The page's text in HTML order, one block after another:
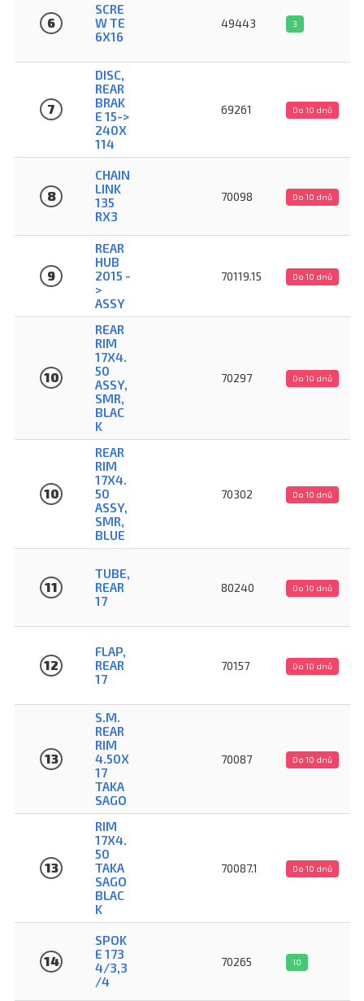
6
SCRE
W TE
6X16
49443 3
7
DISC,
REAR
BRAK
E 15->
240X
114
69261 Do 10 dnů
8
CHAIN
LINK
135
RX3
70098 Do 10 dnů
9
REAR
HUB
2015 -
>
ASSY
70119.15 Do 10 dnů
10
REAR
RIM
17X4.
50
ASSY,
SMR,
BLAC
K
70297 Do 10 dnů
10
REAR
RIM
17X4.
50
ASSY,
SMR,
BLUE
70302 Do 10 dnů
11
TUBE,
REAR
17
80240 Do 10 dnů
12
FLAP,
REAR
17
70157 Do 10 dnů
13
S.M.
REAR
RIM
4.50X
17
TAKA
SAGO
70087 Do 10 dnů
13
RIM
17X4.
50
TAKA
SAGO
BLAC
K
70087.1 Do 10 dnů
14
SPOK
E 173
4/3,3
/4
70265 10